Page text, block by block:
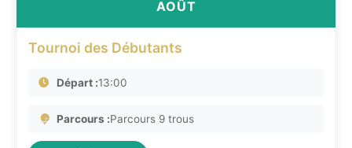
AOÛT
Tournoi des Débutants
Départ :13:00
Parcours :Parcours 9 trous